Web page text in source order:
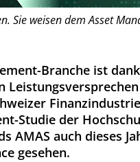
Sie weisen dem Asset
Branche ist
Studie der
AMAS auch dieses
gesehen.